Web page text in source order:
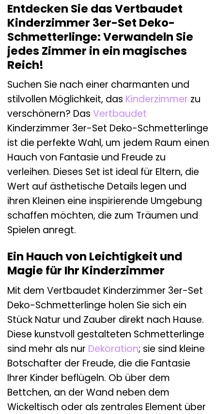
Entdecken Sie das Vertbaudet
Kinderzimmer 3er-Set Deko-
Schmetterlinge: Verwandeln Sie
jedes Zimmer in ein magisches
Reich!
Suchen Sie nach einer charmanten und
stilvollen Möglichkeit, das Kinderzimmer zu
verschönern? Das Vertbaudet
Kinderzimmer 3er-Set Deko-Schmetterlinge
ist die perfekte Wahl, um jedem Raum einen
Hauch von Fantasie und Freude zu
verleihen. Dieses Set ist ideal für Eltern, die
Wert auf ästhetische Details legen und
ihren Kleinen eine inspirierende Umgebung
schaffen möchten, die zum Träumen und
Spielen anregt.
Ein Hauch von Leichtigkeit und
Magie für Ihr Kinderzimmer
Mit dem Vertbaudet Kinderzimmer 3er-Set
Deko-Schmetterlinge holen Sie sich ein
Stück Natur und Zauber direkt nach Hause.
Diese kunstvoll gestalteten Schmetterlinge
sind mehr als nur Dekoration; sie sind kleine
Botschafter der Freude, die die Fantasie
Ihrer Kinder beflügeln. Ob über dem
Bettchen, an der Wand neben dem
Wickeltisch oder als zentrales Element über